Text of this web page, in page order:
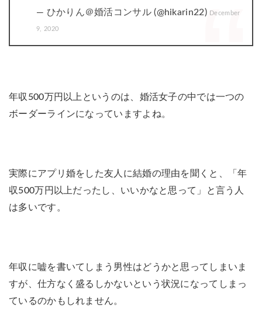
— ひかりん＠婚活コンサル (@hikarin22) December
9, 2020
年収500万円以上というのは、婚活女子の中では一つの
ボーダーラインになっていますよね。
実際にアプリ婚をした友人に結婚の理由を聞くと、「年
収500万円以上だったし、いいかなと思って」と言う人
は多いです。
年収に嘘を書いてしまう男性はどうかと思ってしまいま
すが、仕方なく盛るしかないという状況になってしまっ
ているのかもしれません。